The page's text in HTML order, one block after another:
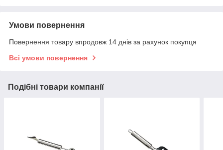
Умови повернення
Повернення товару впродовж 14 днів за рахунок покупця
Всі умови повернення
Подібні товари компанії